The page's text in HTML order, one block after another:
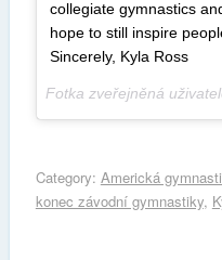
collegiate gymnastics
hope to still inspire
Sincerely, Kyla Ross
Category: Americká
konec závodní gymnastiky,